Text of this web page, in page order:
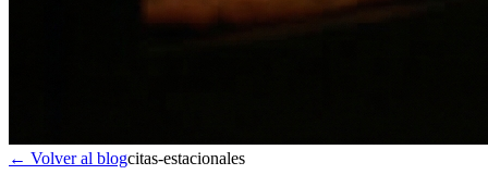
← Volver al blogcitas-estacionales